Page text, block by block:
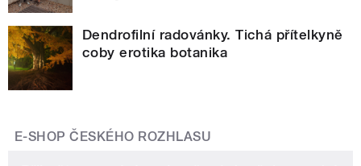
Dendrofilní radovánky. Tichá přítelkyně
coby erotika botanika
E-SHOP ČESKÉHO ROZHLASU